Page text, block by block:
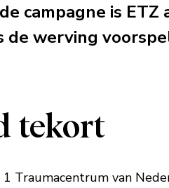
campagne is ETZ
werving
tekort
Traumacentrum van